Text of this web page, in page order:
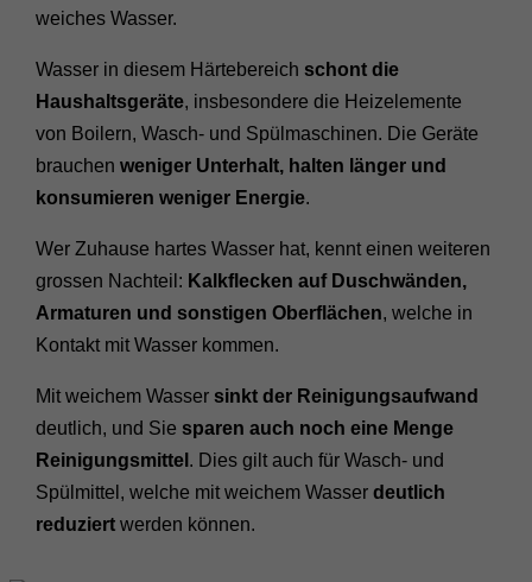
weiches Wasser.
Wasser in diesem Härtebereich schont die
Haushaltsgeräte, insbesondere die Heizelemente
von Boilern, Wasch- und Spülmaschinen. Die Geräte
brauchen weniger Unterhalt, halten länger und
konsumieren weniger Energie.
Wer Zuhause hartes Wasser hat, kennt einen weiteren
grossen Nachteil: Kalkflecken auf Duschwänden,
Armaturen und sonstigen Oberflächen, welche in
Kontakt mit Wasser kommen.
Mit weichem Wasser sinkt der Reinigungsaufwand
deutlich, und Sie sparen auch noch eine Menge
Reinigungsmittel . Dies gilt auch für Wasch- und
Spülmittel, welche mit weichem Wasser deutlich
reduziertwerden können.